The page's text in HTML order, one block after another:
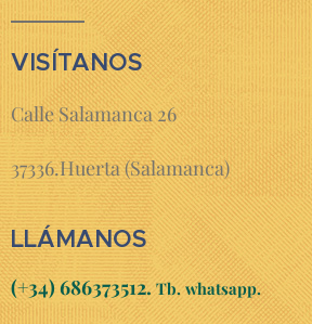
VISÍTANOS
Calle Salamanca 26
37336.Huerta (Salamanca)
LLÁMANOS
(+34) 686373512. Tb. whatsapp.